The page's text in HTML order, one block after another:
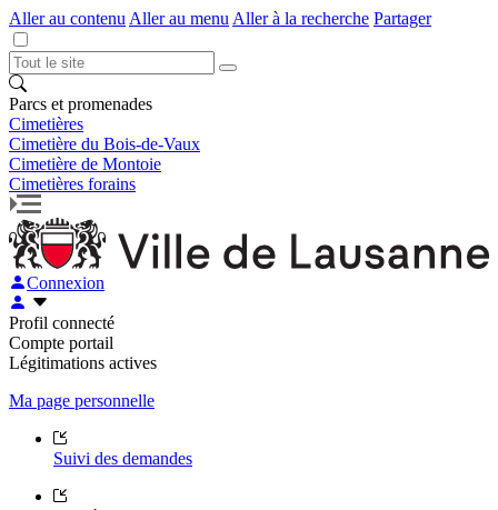
Aller au contenu Aller au menu Aller à la recherche Partager
Parcs et promenades
Cimetières
Cimetière du Bois-de-Vaux
Cimetière de Montoie
Cimetières forains
Connexion
Profil connecté
Compte portail
Légitimations actives
Ma page personnelle
Suivi des demandes